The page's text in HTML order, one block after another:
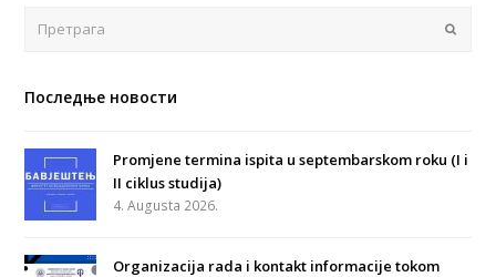
Последње новости
Promjene termina ispita u septembarskom roku (I i
II ciklus studija)
4. Augusta 2026.
Organizacija rada i kontakt informacije tokom